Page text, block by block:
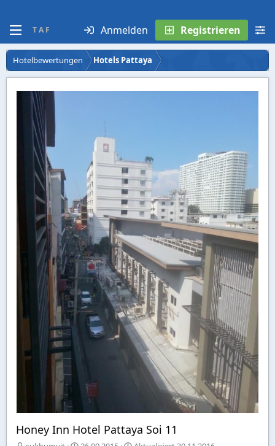
T A F Anmelden Registrieren
Hotelbewertungen Hotels Pattaya
Honey Inn Hotel Pattaya Soi 11